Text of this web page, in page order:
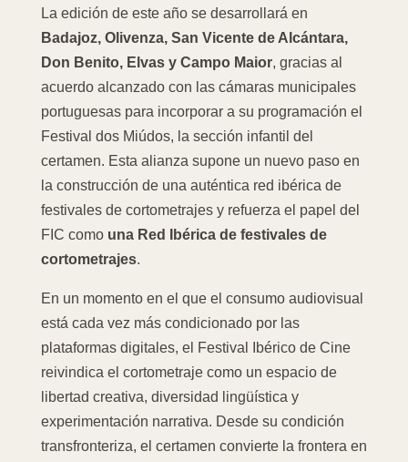
La edición de este año se desarrollará en
Badajoz, Olivenza, San Vicente de Alcántara,
Don Benito, Elvas y Campo Maior, gracias al
acuerdo alcanzado con las cámaras municipales
portuguesas para incorporar a su programación el
Festival dos Miúdos, la sección infantil del
certamen. Esta alianza supone un nuevo paso en
la construcción de una auténtica red ibérica de
festivales de cortometrajes y refuerza el papel del
FIC como una Red Ibérica de festivales de
cortometrajes.
En un momento en el que el consumo audiovisual
está cada vez más condicionado por las
plataformas digitales, el Festival Ibérico de Cine
reivindica el cortometraje como un espacio de
libertad creativa, diversidad lingüística y
experimentación narrativa. Desde su condición
transfronteriza, el certamen convierte la frontera en